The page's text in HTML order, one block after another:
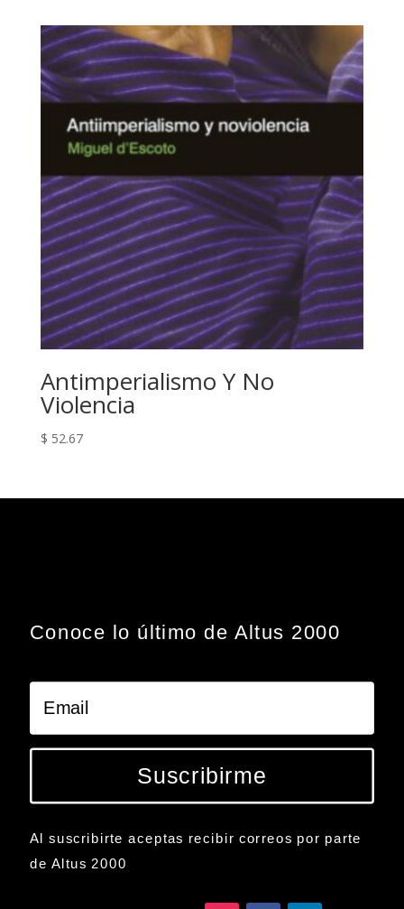
Antimperialismo Y No
Violencia
$ 52.67
Conoce lo último de Altus 2000
Suscribirme
Al suscribirte aceptas recibir correos por parte
de Altus 2000